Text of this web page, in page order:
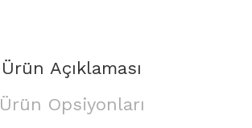
Ürün Açıklaması
Ürün Opsiyonları